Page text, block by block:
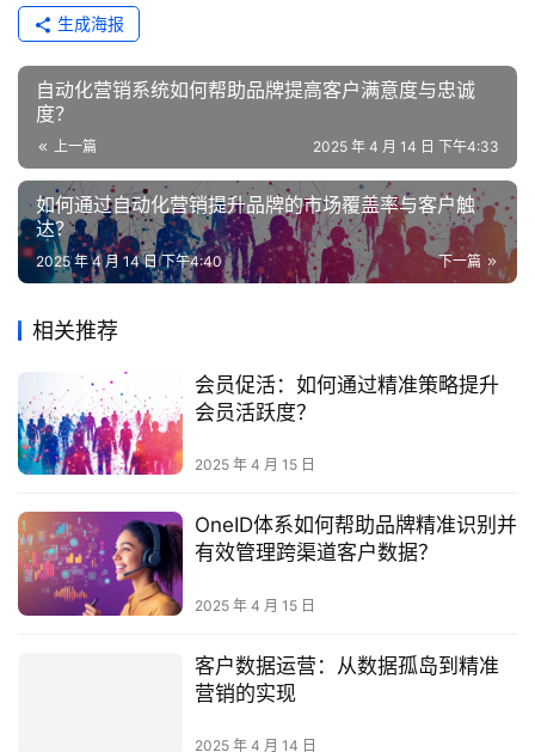
生成海报
自动化营销系统如何帮助品牌提高客户满意度与忠诚
度？
上一篇 2025 年 4 月 14 日 下午4:33
如何通过自动化营销提升品牌的市场覆盖率与客户触
达？
下一篇
2025 年 4 月 14 日 下午4:40
相关推荐
会员促活：如何通过精准策略提升
会员活跃度？
2025 年 4 月 15 日
OneID体系如何帮助品牌精准识别并
有效管理跨渠道客户数据？
2025 年 4 月 15 日
客户数据运营：从数据孤岛到精准
营销的实现
2025 年 4 月 14 日